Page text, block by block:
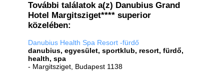
További találatok a(z) Danubius Grand
Hotel Margitsziget**** superior
közelében:
Danubius Health Spa Resort -fürdő
danubius, egyesület, sportklub, resort, fürdő,
health, spa
- Margitsziget, Budapest 1138